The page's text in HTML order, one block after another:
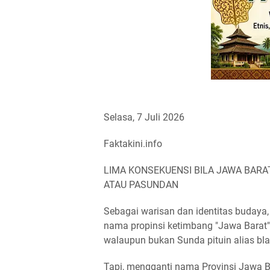
Selasa, 7 Juli 2026
Faktakini.info
LIMA KONSEKUENSI BILA JAWA
ATAU PASUNDAN
Sebagai warisan dan identitas
nama propinsi ketimbang "Jawa
walaupun bukan Sunda pituin alias
Tapi, mengganti nama Provinsi Jawa